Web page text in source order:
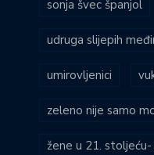
sonja švec španjol
udruga slijepih
umirovljenici
zeleno nije samo
žene u 21.